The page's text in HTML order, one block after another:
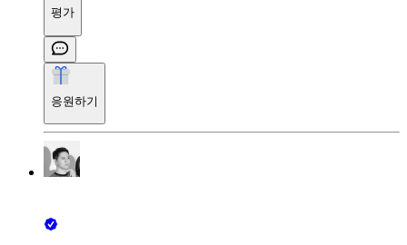
평가
응원하기